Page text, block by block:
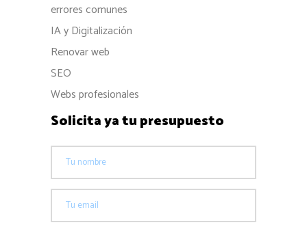
errores comunes
IA y Digitalización
Renovar web
SEO
Webs profesionales
Solicita ya tu presupuesto